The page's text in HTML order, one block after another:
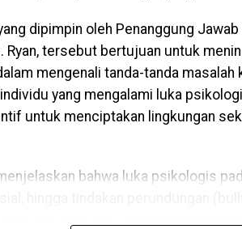
dipimpin oleh Penanggung
Ryan, tersebut bertujuan untuk
mengenali tanda-tanda
yang mengalami luka
untuk menciptakan lingkungan
bahwa luka psikologis